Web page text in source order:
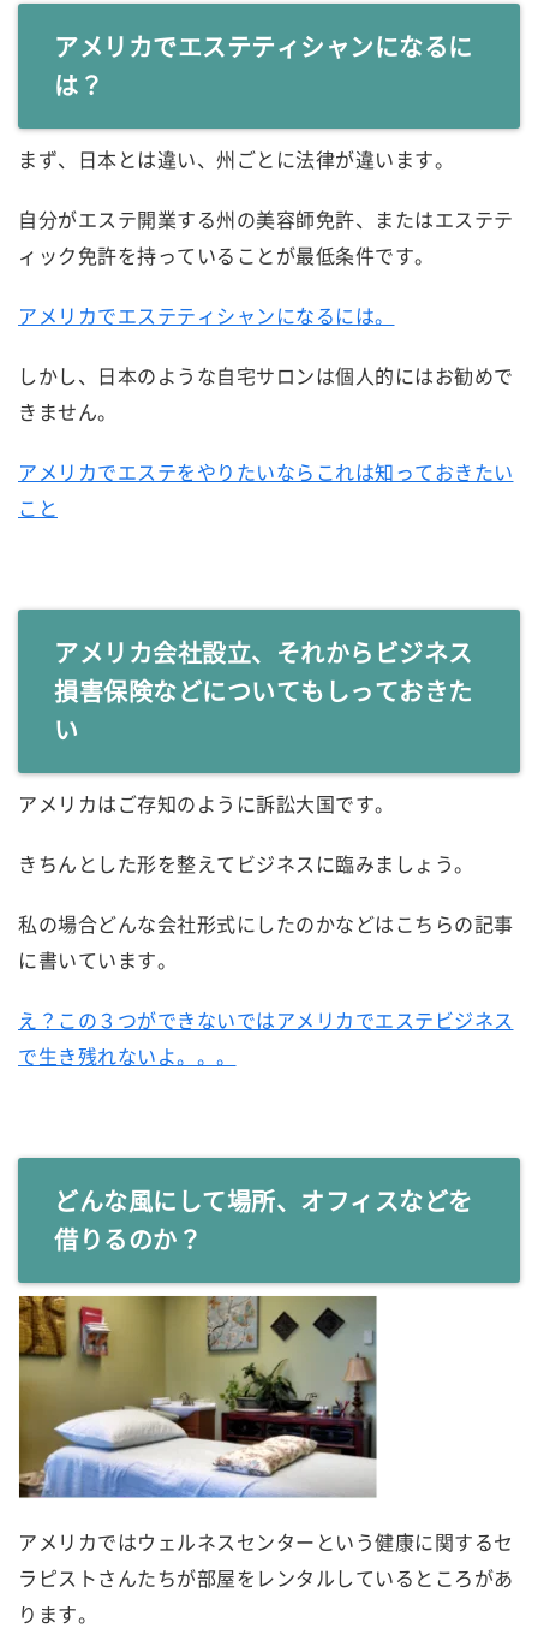
アメリカでエステティシャンになるに
は？
まず、日本とは違い、州ごとに法律が違います。
自分がエステ開業する州の美容師免許、またはエステテ
ィック免許を持っていることが最低条件です。
アメリカでエステティシャンになるには。
しかし、日本のような自宅サロンは個人的にはお勧めで
きません。
アメリカでエステをやりたいならこれは知っておきたい
こと
アメリカ会社設立、それからビジネス
損害保険などについてもしっておきた
い
アメリカはご存知のように訴訟大国です。
きちんとした形を整えてビジネスに臨みましょう。
私の場合どんな会社形式にしたのかなどはこちらの記事
に書いています。
え？この３つができないではアメリカでエステビジネス
で生き残れないよ。。。
どんな風にして場所、オフィスなどを
借りるのか？
アメリカではウェルネスセンターという健康に関するセ
ラピストさんたちが部屋をレンタルしているところがあ
ります。